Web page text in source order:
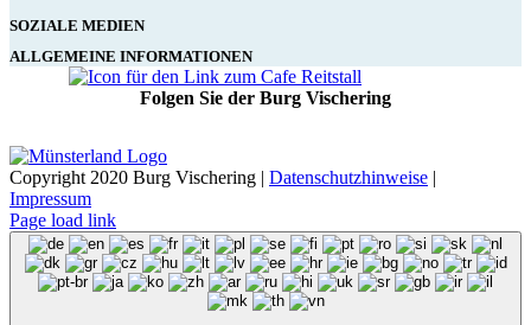
SOZIALE MEDIEN
ALLGEMEINE INFORMATIONEN
Folgen Sie der Burg Vischering
Copyright 2020 Burg Vischering | Datenschutzhinweise |
Impressum
Page load link